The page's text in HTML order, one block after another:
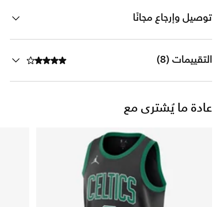
توصيل وإرجاع مجانًا
التقييمات (8)
عادة ما يُشترى مع